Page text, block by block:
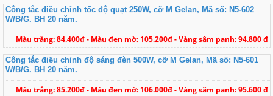
Công tắc điều chỉnh tốc độ quạt 250W, cỡ M Gelan, Mã số: N5-602
W/B/G. BH 20 năm.
Màu trắng: 84.400đ - Màu đen mờ: 105.200đ - Vàng sâm panh: 94.800 đ
Công tắc điều chỉnh độ sáng đèn 500W, cỡ M Gelan, Mã số: N5-601
W/B/G. BH 20 năm.
Màu trắng: 85.200đ - Màu đen mờ: 106.000đ - Vàng sâm panh: 95.600 đ